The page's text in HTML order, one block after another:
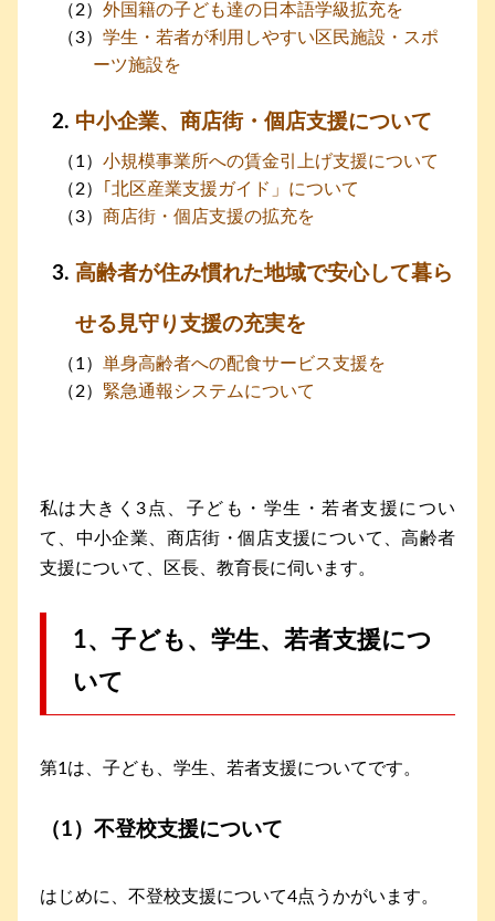
外国籍の子ども達の日本語学級拡充を
学生・若者が利用しやすい区民施設・スポ
ーツ施設を
中小企業、商店街・個店支援について
小規模事業所への賃金引上げ支援について
｢北区産業支援ガイド」について
商店街・個店支援の拡充を
高齢者が住み慣れた地域で安心して暮ら
せる見守り支援の充実を
単身高齢者への配食サービス支援を
緊急通報システムについて
私は大きく3点、子ども・学生・若者支援につい
て、中小企業、商店街・個店支援について、高齢者
支援について、区長、教育長に伺います。
1、子ども、学生、若者支援につ
いて
第1は、子ども、学生、若者支援についてです。
（1）不登校支援について
はじめに、不登校支援について4点うかがいます。